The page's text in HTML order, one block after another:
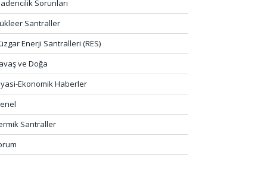
Sorunları
Santraller
Enerji Santralleri (RES)
ve Doğa
Ekonomik Haberler
Santraller